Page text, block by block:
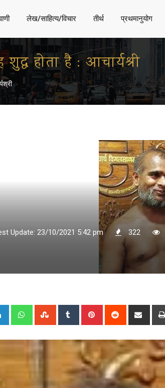
लेख/साहित्य/विचार तीर्थ प्रथमानुयोग
होता है : आचार्यश्री
Update: 23/10/2021 5:42 pm 322
LinkedIn WhatsappStumbleUpon
Tumblr Pinterest Reddit
Share